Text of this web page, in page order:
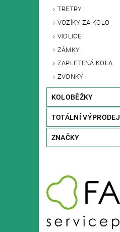
TRETRY
VOZÍKY ZA KOLO
VIDLICE
ZÁMKY
ZAPLETENÁ KOLA
ZVONKY
KOLOBĚŽKY
TOTÁLNÍ VÝPRODEJ
ZNAČKY